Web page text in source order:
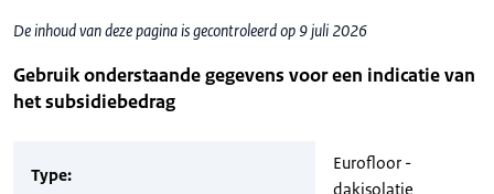
De inhoud van deze pagina is gecontroleerd op 9 juli 2026
Gebruik onderstaande gegevens voor een indicatie van
het subsidiebedrag
Type:
Eurofloor -
dakisolatie